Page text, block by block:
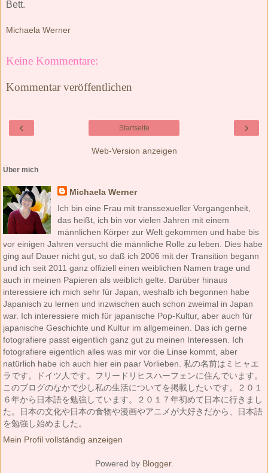
Bett.
Michaela Werner
Keine Kommentare:
Kommentar veröffentlichen
‹ ›
Startseite
Web-Version anzeigen
Über mich
Michaela Werner
Ich bin eine Frau mit transsexueller Vergangenheit,
das heißt, ich bin vor vielen Jahren mit einem
männlichen Körper zur Welt gekommen und habe bis
vor einigen Jahren versucht die männliche Rolle zu leben. Dies habe
ging auf Dauer nicht gut, so daß ich 2006 mit der Transition begann
und ich seit 2011 ganz offiziell einen weiblichen Namen trage und
auch in meinen Papieren als weiblich gelte. Darüber hinaus
interessiere ich mich sehr für Japan, weshalb ich begonnen habe
Japanisch zu lernen und inzwischen auch schon zweimal in Japan
war. Ich interessiere mich für japanische Pop-Kultur, aber auch für
japanische Geschichte und Kultur im allgemeinen. Das ich gerne
fotografiere passt eigentlich ganz gut zu meinen Interessen. Ich
fotografiere eigentlich alles was mir vor die Linse kommt, aber
natürlich habe ich auch hier ein paar Vorlieben. 私の名前はミヒャエ
ラです。ドイツ人です。フリードリヒスハーフェンに住んでいます。
このブログのなかで少し私の生活についてを掲載したいです。２０１
６年から日本語を勉強しています。２０１７年初めて日本に行きまし
た。日本の文化や日本の食物や漫画やアニメが大好きだから、日本語
を勉強し始めました。
Mein Profil vollständig anzeigen
Powered by Blogger.